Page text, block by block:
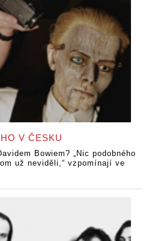
V ČESKU
Bowiem? „Nic podobného
už neviděli,“ vzpomínají ve